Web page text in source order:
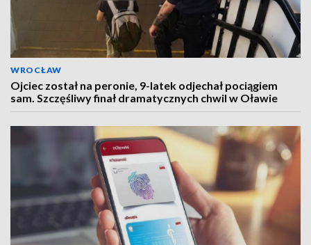
WROCŁAW
Ojciec został na peronie, 9-latek odjechał pociągiem
sam. Szczęśliwy finał dramatycznych chwil w Oławie